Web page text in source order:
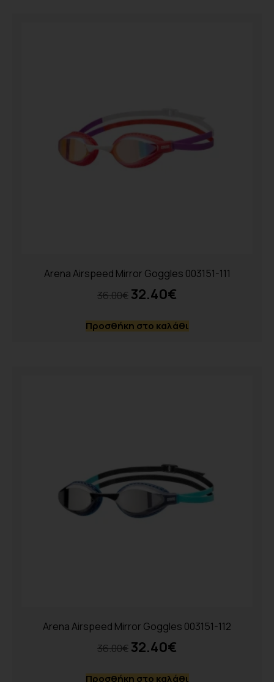
Arena Airspeed Mirror Goggles 003151-111
36.00€ 32.40€
Προσθήκη στο καλάθι
Arena Airspeed Mirror Goggles 003151-112
36.00€ 32.40€
Προσθήκη στο καλάθι